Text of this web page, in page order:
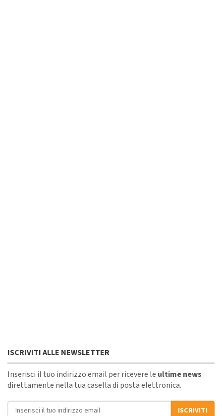
ISCRIVITI ALLE NEWSLETTER
Inserisci il tuo indirizzo email per ricevere le ultime news
direttamente nella tua casella di posta elettronica.
Indirizzo email
ISCRIVITI